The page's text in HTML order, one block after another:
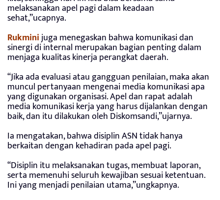
melaksanakan apel pagi dalam keadaan
sehat,”ucapnya.
Rukminijuga menegaskan bahwa komunikasi dan
sinergi di internal merupakan bagian penting dalam
menjaga kualitas kinerja perangkat daerah.
“Jika ada evaluasi atau gangguan penilaian, maka akan
muncul pertanyaan mengenai media komunikasi apa
yang digunakan organisasi. Apel dan rapat adalah
media komunikasi kerja yang harus dijalankan dengan
baik, dan itu dilakukan oleh Diskomsandi,”ujarnya.
Ia mengatakan, bahwa disiplin ASN tidak hanya
berkaitan dengan kehadiran pada apel pagi.
“Disiplin itu melaksanakan tugas, membuat laporan,
serta memenuhi seluruh kewajiban sesuai ketentuan.
Ini yang menjadi penilaian utama,”ungkapnya.